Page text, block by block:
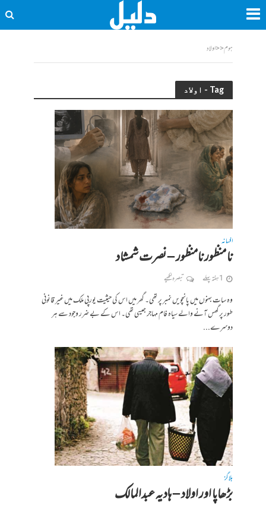
ہوم<<اولاد
Tag - اولاد
افسانہ
نا منظور نامنظور – نصرت شمشاد
1 ہفتہ پہلے تبصرہ لکھیے
وہ سات بہنوں میں پانچویں نمبر پر تھی۔ گھر میں اس کی حیثیت یورپی ملک میں غیر قانونی
طور پر گھس آنے والے سیاہ فام مہاجر جیسی تھی۔ اس کے بے ضرر وجود سے ہر
دوسرے...
بلاگز
بڑھاپا اور اولاد – ہادیہ عبدالمالک